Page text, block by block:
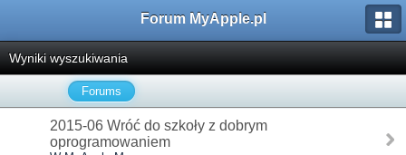
Forum MyApple.pl
Wyniki wyszukiwania
Forums
2015-06 Wróć do szkoły z dobrym
oprogramowaniem